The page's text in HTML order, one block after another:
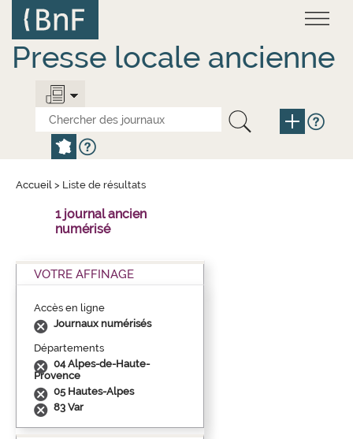
contenu
principal
Presse locale ancienne
Accueil > Liste de résultats
1 journal ancien
numérisé
VOTRE AFFINAGE
Accès en ligne
Journaux numérisés
Départements
04 Alpes-de-Haute-
Provence
05 Hautes-Alpes
83 Var
Panneau de gestion des cookies